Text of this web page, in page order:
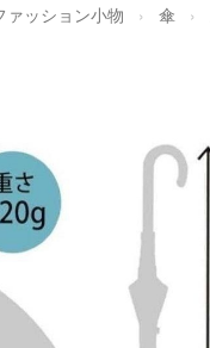
ァッション小物 傘